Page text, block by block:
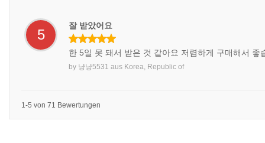
5
잘 받았어요
한 5일 못 돼서 받은 것 같아요 저렴하게 구매해서 좋
by 냥냥5531 aus Korea, Republic of
1-5 von 71 Bewertungen